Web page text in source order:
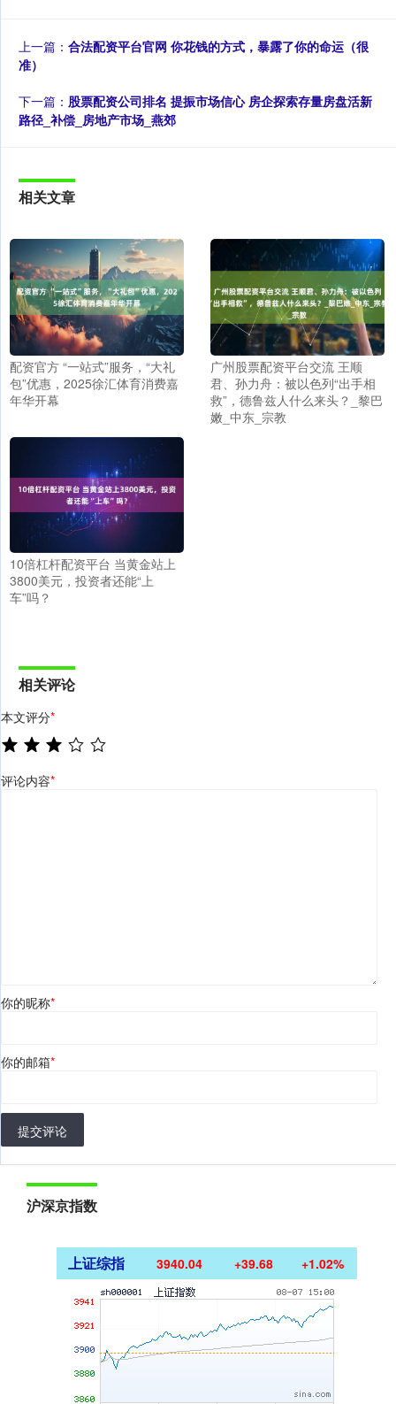
上一篇： 合法配资平台官网 你花钱的方式，暴露了你的命运（很
准）
下一篇： 股票配资公司排名 提振市场信心 房企探索存量房盘活新
路径_补偿_房地产市场_燕郊
相关文章
配资官方 “一站式”服务，“大礼
包”优惠，2025徐汇体育消费嘉
年华开幕
广州股票配资平台交流 王顺
君、孙力舟：被以色列“出手相
救”，德鲁兹人什么来头？_黎巴
嫩_中东_宗教
10倍杠杆配资平台 当黄金站上
3800美元，投资者还能“上
车”吗？
相关评论
本文评分*
评论内容*
你的昵称*
你的邮箱*
提交评论
沪深京指数
上证综指 3940.04 +39.68 +1.02%